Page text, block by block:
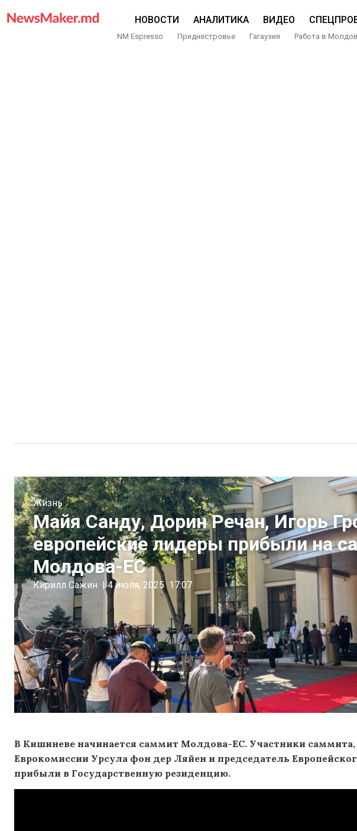
НОВОСТИ АНАЛИТИКА ВИДЕО
NM Espresso Приднестровье Гагаузия Работа в
Жизнь
Майя Санду, Дорин Речан, Игорь
европейские лидеры прибыли на
Молдова-ЕС
Кирилл Сажин | 4 июля, 2025 17:07
В Кишиневе начинается саммит Молдова-ЕС. Участники саммита,
Еврокомиссии Урсула фон дер Ляйен и председатель
прибыли в Государственную резиденцию.